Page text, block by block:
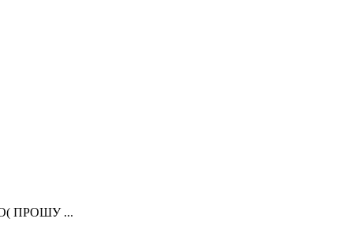
ПРОШУ ...